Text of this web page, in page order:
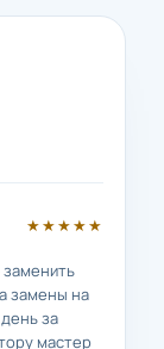
★★★★★
замены на
за
мастер